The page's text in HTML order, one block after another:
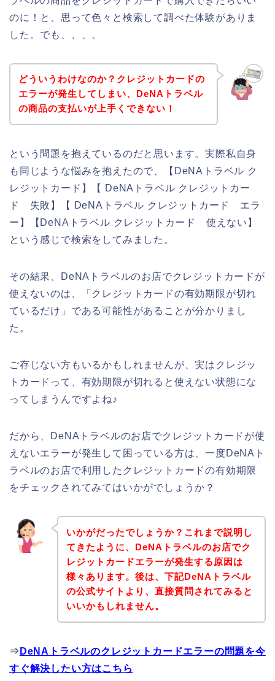
のに！と、思って色々と検索して調べた体験がありま
した。でも、、、。
どういうわけなのか？クレジットカードの
エラーが発生してしまい、DeNAトラベル
の商品の支払いが上手くできない！
という問題を抱えているのだと思います。実際私自身
も同じような悩みを抱えたので、【DeNAトラベル ク
レジットカード】【 DeNAトラベル クレジットカー
ド 失敗】【 DeNAトラベル クレジットカード エラ
ー】【DeNAトラベル クレジットカード 使えない】
という感じで検索をしてみました。
その結果、DeNAトラベルのお店でクレジットカードが
使えないのは、「クレジットカードの有効期限が切れ
ているだけ」である可能性があることが分かりまし
た。
ご存じない方もいるかもしれませんが、実はクレジッ
トカードって、有効期限が切れると使えない状態にな
ってしまうんですよね♪
だから、DeNAトラベルのお店でクレジットカードが使
えないエラーが発生して困っている方は、一度DeNAト
ラベルのお店で利用したクレジットカードの有効期限
をチェックされてみてはいかがでしょうか？
いかがだったでしょうか？これまで説明し
てきたように、DeNAトラベルのお店でク
レジットカードエラーが発生する原因は
様々あります。後は、下記DeNAトラベル
の公式サイトより、直接質問されてみると
いいかもしれません。
⇒ DeNAトラベルのクレジットカードエラーの問題を今
すぐ解決したい方はこちら